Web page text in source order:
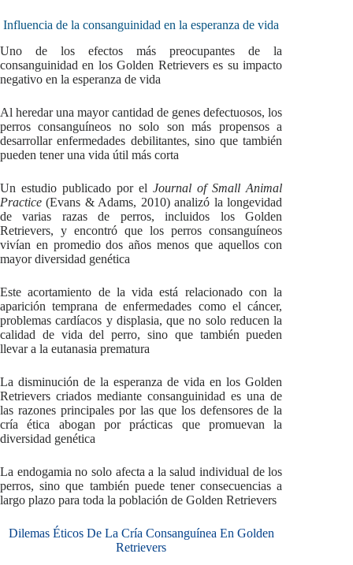
Influencia de la consanguinidad en la esperanza de vida
Uno de los efectos más preocupantes de la
consanguinidad en los Golden Retrievers es su impacto
negativo en la esperanza de vida
Al heredar una mayor cantidad de genes defectuosos, los
perros consanguíneos no solo son más propensos a
desarrollar enfermedades debilitantes, sino que también
pueden tener una vida útil más corta
Un estudio publicado por elJournal of Small Animal
Practice (Evans & Adams, 2010) analizó la longevidad
de varias razas de perros, incluidos los Golden
Retrievers, y encontró que los perros consanguíneos
vivían en promedio dos años menos que aquellos con
mayor diversidad genética
Este acortamiento de la vida está relacionado con la
aparición temprana de enfermedades como el cáncer,
problemas cardíacos y displasia, que no solo reducen la
calidad de vida del perro, sino que también pueden
llevar a la eutanasia prematura
La disminución de la esperanza de vida en los Golden
Retrievers criados mediante consanguinidad es una de
las razones principales por las que los defensores de la
cría ética abogan por prácticas que promuevan la
diversidad genética
La endogamia no solo afecta a la salud individual de los
perros, sino que también puede tener consecuencias a
largo plazo para toda la población de Golden Retrievers
Dilemas Éticos De La Cría Consanguínea En Golden
Retrievers